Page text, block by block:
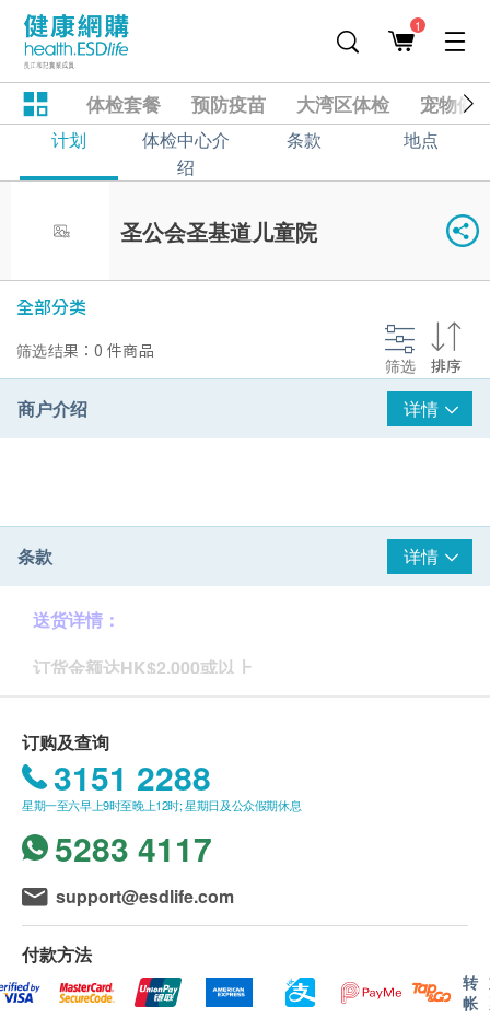
1
体检套餐 预防疫苗 大湾区体检 宠物健
计划
体检中心介
绍
条款 地点
圣公会圣基道儿童院
全部分类
筛选结果：0 件商品
筛选 排序
商户介绍 详情
条款 详情
送货详情：
订货金额达HK$2,000或以上
成功确认客户付款后，所订购之货品于七个工作天内，
于星期一至五办公时间送到指定之商业区办公地址；如
非办公地址，本院将寄上朱古力券。
节日前夕送货安排：凡于2019年12月10日前订购及付
款，可确保于2019年12月20日前送货。
订货金额少于HK$2,000
由圣基道寄上朱古力券：持券者可于2019年12月1日至
2020年2月1日于朱古力券上列明的公开销售点换领，
包括七间龙岛(尖沙咀iSQUARE国际广场、旺角新世纪
广场、观塘apm、新蒲岗Mikiki广场、葵芳新都会广
场、荃湾愉景新城及马鞍山新港城中心)、信和屯门市
订购及查询
3151 2288
星期一至六早上9时至晚上12时; 星期日及公众假期休息
5283 4117
support@esdlife.com
付款方法
转
帐